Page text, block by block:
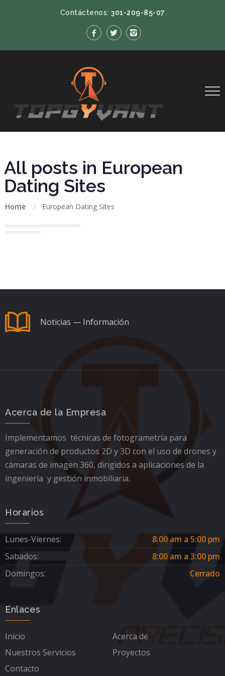
Contáctenos: 301-209-85-07
All posts in European
Dating Sites
Home European Dating Sites
Noticias — Información
Acerca de la Empresa
Implementamos técnicas de fotogrametría para
generación de productos 2D y 3D con el uso de drones y
cámaras de imagen 360, dirigidos a aplicaciones de la
ingeniería y gestión inmobiliaria.
Horarios
Lunes-Viernes:
8:00 am a 5:00 pm
Sabados:
8:00 am a 3:00 pm
Domingos:
Cerrado
Enlaces
Inicio
Acerca de
Nuestros Servicios
Proyectos
Contacto